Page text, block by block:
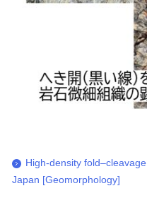
High-density
Japan [Geomorphology]